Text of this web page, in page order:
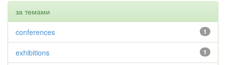
за темами
1
conferences
1
exhibitions